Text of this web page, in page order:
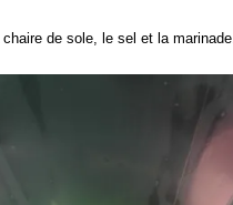
de sole, le sel et la marinade.